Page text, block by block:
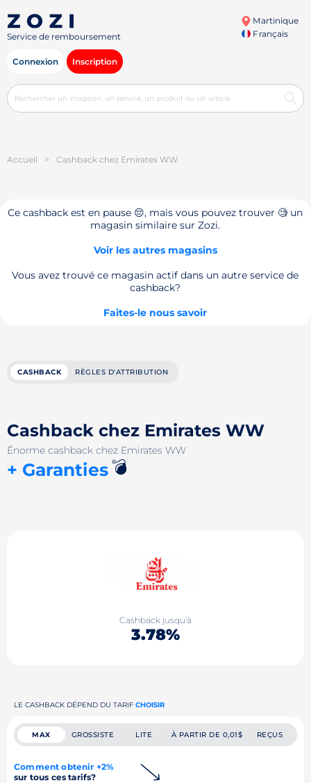
Service de remboursement
Martinique
Français
Connexion Inscription
Accueil > Cashback chez Emirates WW
Ce cashback est en pause 😔, mais vous pouvez trouver 🧐 un
magasin similaire sur Zozi.
Voir les autres magasins
Vous avez trouvé ce magasin actif dans un autre service de
cashback?
Faites-le nous savoir
CASHBACK RÈGLES D'ATTRIBUTION
Cashback chez Emirates WW
Énorme cashback chez Emirates WW
+ Garanties💣
Cashback jusqu'à
3.78%
LE CASHBACK DÉPEND DU TARIF CHOISIR
MAX GROSSISTE LITE À PARTIR DE 0,01$ REÇUS
Comment obtenir +2%
sur tous ces tarifs?